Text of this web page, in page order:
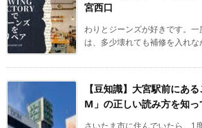
宮西口
わりとジーンズが好きです。
は、多少壊れても補修を入れな
【豆知識】大宮駅前にあ
M」の正しい読み方を知っ
さいたま市に住んでいたら、1